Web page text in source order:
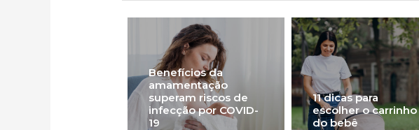
Benefícios da
amamentação
superam riscos de
infecção por COVID-
19
11 dicas para
escolher o carrinho
do bebê